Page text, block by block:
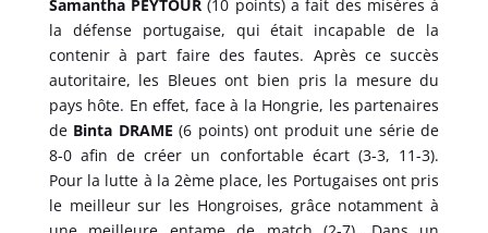
Samantha PEYTOUR (10 points) a fait des misères à
la défense portugaise, qui était incapable de la
contenir à part faire des fautes. Après ce succès
autoritaire, les Bleues ont bien pris la mesure du
pays hôte. En effet, face à la Hongrie, les partenaires
de Binta DRAME (6 points) ont produit une série de
8-0 afin de créer un confortable écart (3-3, 11-3).
Pour la lutte à la 2ème place, les Portugaises ont pris
le meilleur sur les Hongroises, grâce notamment à